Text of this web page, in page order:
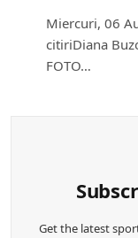
Miercuri, 06
citiriDiana
FOTO…
Get the latest